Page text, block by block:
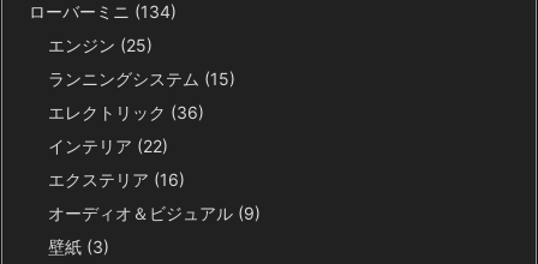
ローバーミニ (134)
エンジン (25)
ランニングシステム (15)
エレクトリック (36)
インテリア (22)
エクステリア (16)
オーディオ＆ビジュアル (9)
壁紙 (3)